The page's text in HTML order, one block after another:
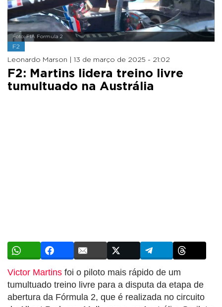
Foto: FIA Formula 2
F2
Leonardo Marson | 13 de março de 2025 - 21:02
F2: Martins lidera treino livre
tumultuado na Austrália
Victor Martins foi o piloto mais rápido de um
tumultuado treino livre para a disputa da etapa de
abertura da Fórmula 2, que é realizada no circuito